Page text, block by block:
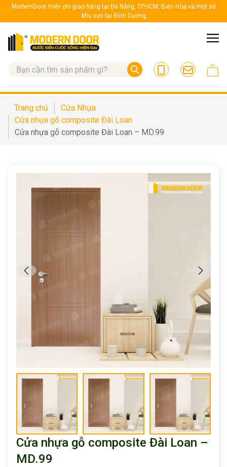
ModernDoor miễn phí giao hàng tại Đà Nẵng, TP.HCM, Biên Hòa và một số
khu vực tại Bình Dương
Trang chủ
Cửa Nhựa
Cửa nhựa gỗ composite Đài Loan
Cửa nhựa gỗ composite Đài Loan – MD.99
Cửa nhựa gỗ composite Đài Loan –
MD.99